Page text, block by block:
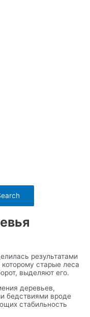
результатами
старые леса
выделяют его.
деревьев,
бедствиями вроде
стабильность